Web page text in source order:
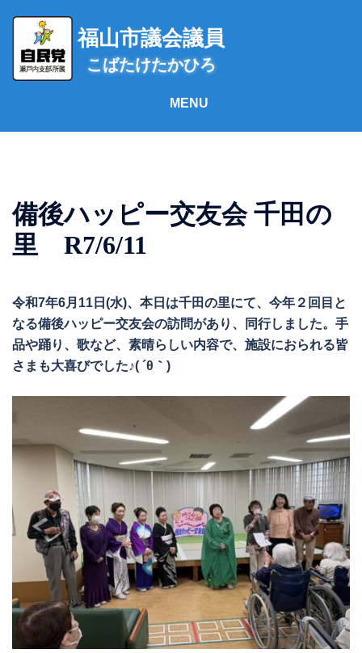
ス
福山市議会議員
こばたけたかひろ
備後ハッピー交友会 千田の
里 R7/6/11
令和7年6月11日(水)、本日は千田の里にて、今年２回目と
なる備後ハッピー交友会の訪問があり、同行しました。手
品や踊り、歌など、素晴らしい内容で、施設におられる皆
さまも大喜びでした♪( ´θ｀)